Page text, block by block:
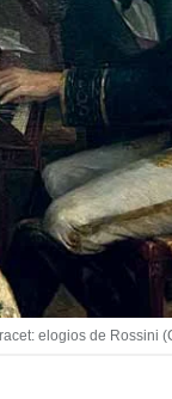
elogios de Rossini